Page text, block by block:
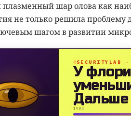
шар олова как
не только решила
шагом в развитии
SECURITYLAB
У
Дальше
1980